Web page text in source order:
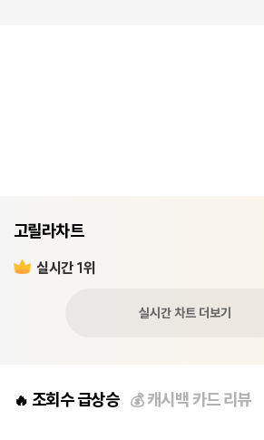
고릴라차트
실시간 1위
실시간 차트 더보기
🔥 조회수 급상승 💰캐시백 카드 리뷰